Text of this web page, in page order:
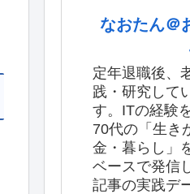
なおたん＠
定年退職後、
践・研究して
す。ITの経験
70代の「生き
金・暮らし」
ベースで発信
記事の実践デ